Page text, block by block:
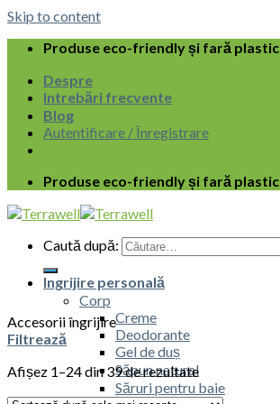
Skip to content
Produse eco-friendly și fară plastic
Despre
Intrebări frecvente
Blog
Autentificare / Înregistrare
Produse eco-friendly și fară plastic
Caută după:
Ingrijire personală
Corp
Creme
Deodorante
Gel de duș
Săpun natural
Săruri pentru baie
Accesorii îngrijire
Filtrează
Afișez 1–24 din 39 de rezultate